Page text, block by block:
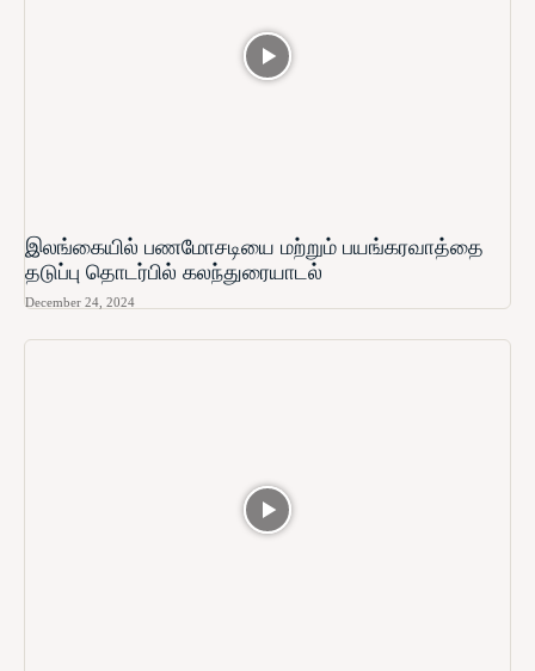
இலங்கையில் பணமோசடியை மற்றும் பயங்கரவாத்தை
தடுப்பு தொடர்பில் கலந்துரையாடல்
December 24, 2024